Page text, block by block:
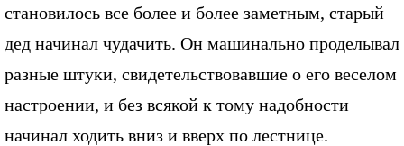
становилось все более и более заметным, старый
дед начинал чудачить. Он машинально проделывал
разные штуки, свидетельствовавшие о его веселом
настроении, и без всякой к тому надобности
начинал ходить вниз и вверх по лестнице.